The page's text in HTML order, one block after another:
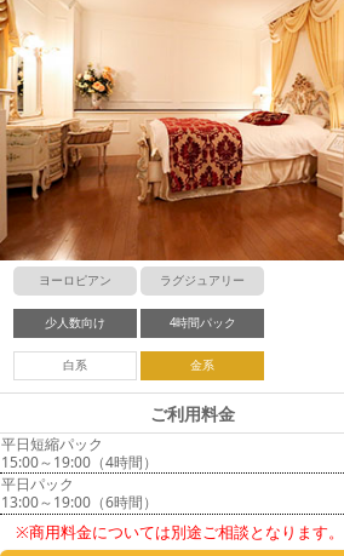
ヨーロピアン ラグジュアリー
少人数向け 4時間パック
白系 金系
ご利用料金
平日短縮パック
15:00～19:00（4時間）
平日パック
13:00～19:00（6時間）
※商用料金については別途ご相談となります。